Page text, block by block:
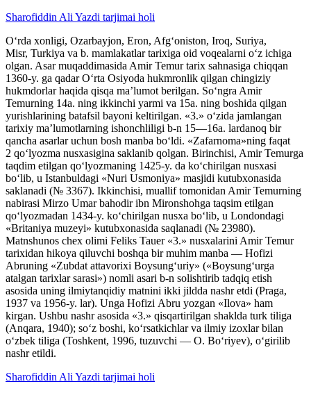
Sharofiddin Ali Yazdi tarjimai holi
Oʻrda xonligi, Ozarbayjon, Eron, Afgʻoniston, Iroq, Suriya,
Misr, Turkiya va b. mamlakatlar tarixiga oid voqealarni oʻz ichiga
olgan. Asar muqaddimasida Amir Temur tarix sahnasiga chiqqan
1360-y. ga qadar Oʻrta Osiyoda hukmronlik qilgan chingiziy
hukmdorlar haqida qisqa maʼlumot berilgan. Soʻngra Amir
Temurning 14a. ning ikkinchi yarmi va 15a. ning boshida qilgan
yurishlarining batafsil bayoni keltirilgan. «3.» oʻzida jamlangan
tarixiy maʼlumotlarning ishonchliligi b-n 15—16a. lardanoq bir
qancha asarlar uchun bosh manba boʻldi. «Zafarnoma»ning faqat
2 qoʻlyozma nusxasigina saklanib qolgan. Birinchisi, Amir Temurga
taqdim etilgan qoʻlyozmaning 1425-y. da koʻchirilgan nusxasi
boʻlib, u Istanbuldagi «Nuri Usmoniya» masjidi kutubxonasida
saklanadi (№ 3367). Ikkinchisi, muallif tomonidan Amir Temurning
nabirasi Mirzo Umar bahodir ibn Mironshohga taqsim etilgan
qoʻlyozmadan 1434-y. koʻchirilgan nusxa boʻlib, u Londondagi
«Britaniya muzeyi» kutubxonasida saqlanadi (№ 23980).
Matnshunos chex olimi Feliks Tauer «3.» nusxalarini Amir Temur
tarixidan hikoya qiluvchi boshqa bir muhim manba — Hofizi
Abruning «Zubdat attavorixi Boysungʻuriy» («Boysungʻurga
atalgan tarixlar sarasi») nomli asari b-n solishtirib tadqiq etish
asosida uning ilmiytanqidiy matnini ikki jildda nashr etdi (Praga,
1937 va 1956-y. lar). Unga Hofizi Abru yozgan «Ilova» ham
kirgan. Ushbu nashr asosida «3.» qisqartirilgan shaklda turk tiliga
(Anqara, 1940); soʻz boshi, koʻrsatkichlar va ilmiy izoxlar bilan
oʻzbek tiliga (Toshkent, 1996, tuzuvchi — O. Boʻriyev), oʻgirilib
nashr etildi.
Sharofiddin Ali Yazdi tarjimai holi